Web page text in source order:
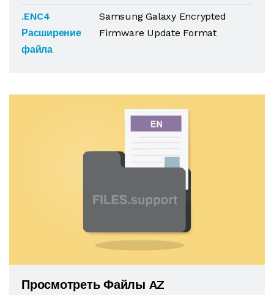
.ENC4
Расширение
файла
Samsung Galaxy Encrypted
Firmware Update Format
Просмотреть Файлы AZ